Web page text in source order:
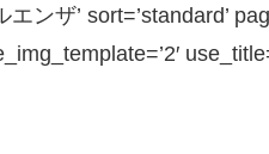
ンザ’ sort=’standard’